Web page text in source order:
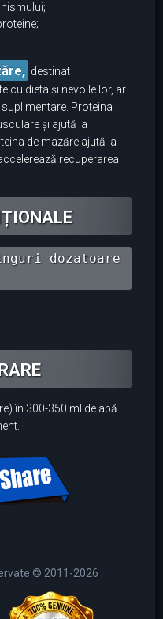
destinat
cu dieta și nevoile lor, ar
Proteina
și ajută la
de mazăre ajută la
recuperarea
dozatoare
în 300-350 ml de apă.
© 2011-2026